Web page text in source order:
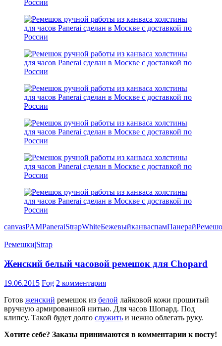
canvasPAMPaneraiStrapWhiteБежевыйканваспамПанерай
Ремешки|Strap
Женский белый часовой ремешок для Chopard
19.06.2015 Fog 2 комментария
Готов женский ремешок из белой лайковой кожи прошитый
вручную армированной нитью. Для часов Шопард. Под
клипсу. Такой будет долго служить и нежно облегать руку.
Хотите себе? Заказы принимаются в комментарии к посту!